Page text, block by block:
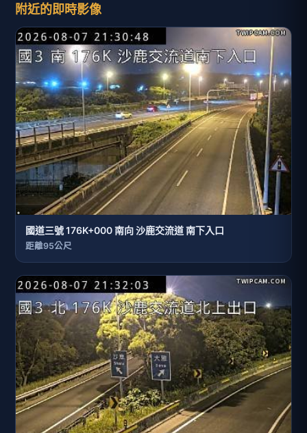
附近的即時影像
國道三號 176K+000 南向 沙鹿交流道 南下入口
距離95公尺